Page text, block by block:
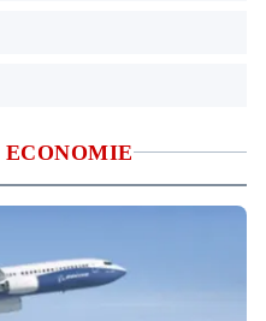
ECONOMIE